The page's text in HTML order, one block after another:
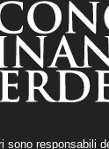
sono responsabili